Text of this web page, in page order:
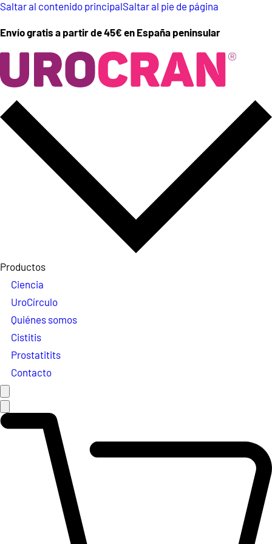
Saltar al contenido principalSaltar al pie de página
Envío gratis a partir de 45€ en España peninsular
Productos
Ciencia
UroCírculo
Quiénes somos
Cistitis
Prostatitits
Contacto